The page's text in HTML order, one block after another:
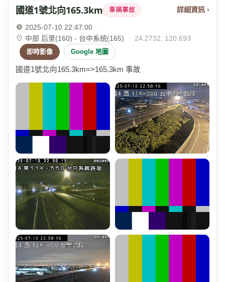
國道1號北向165.3km 車禍事故 詳細資訊 ›
2025-07-10 22:47:00
·
中部 后里(160) - 台中系統(165)
· 24.2732, 120.693
即時影像 Google 地圖
國道1號北向165.3km=>165.3km 事故